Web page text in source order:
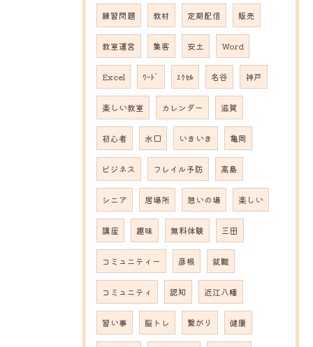
練習問題 教材 定期配信 販売
教室運営 集客 安土 Word
Excel ﾜｰﾄﾞ ｴｸｾﾙ 名谷 神戸
楽しい教室 カレンダー 滋賀
初心者 水口 いきいき 亀岡
ビジネス フレイル予防 高島
シニア 居場所 憩いの場 楽しい
講座 趣味 無料体験 三田
コミュニティー 彦根 就職
コミュニティ 認知 近江八幡
習い事 脳トレ 繋がり 健康